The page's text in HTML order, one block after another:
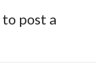
to post a